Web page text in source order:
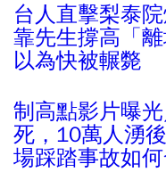
台人直擊梨泰
靠先生撐高「
以為快被輾斃
制高點影片曝
死，10萬人湧
場踩踏事故如何